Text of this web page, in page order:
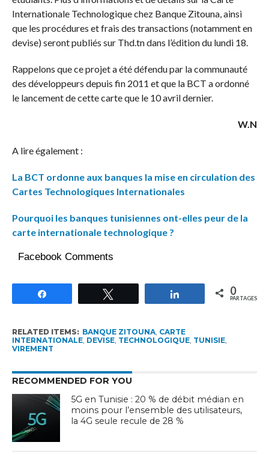
Internationale Technologique chez Banque Zitouna, ainsi
que les procédures et frais des transactions (notamment en
devise) seront publiés sur Thd.tn dans l’édition du lundi 18.
Rappelons que ce projet a été défendu par la communauté
des développeurs depuis fin 2011 et que la BCT a ordonné
le lancement de cette carte que le 10 avril dernier.
W.N
A lire également :
La BCT ordonne aux banques la mise en circulation des
Cartes Technologiques Internationales
Pourquoi les banques tunisiennes ont-elles peur de la
carte internationale technologique ?
Facebook Comments
Partagez 0
PARTAGES
RELATED ITEMS: BANQUE ZITOUNA, CARTE
INTERNATIONALE, DEVISE, TECHNOLOGIQUE, TUNISIE,
VIREMENT
RECOMMENDED FOR YOU
5G en Tunisie : 20 % de débit médian en
moins pour l’ensemble des utilisateurs,
la 4G seule recule de 28 %